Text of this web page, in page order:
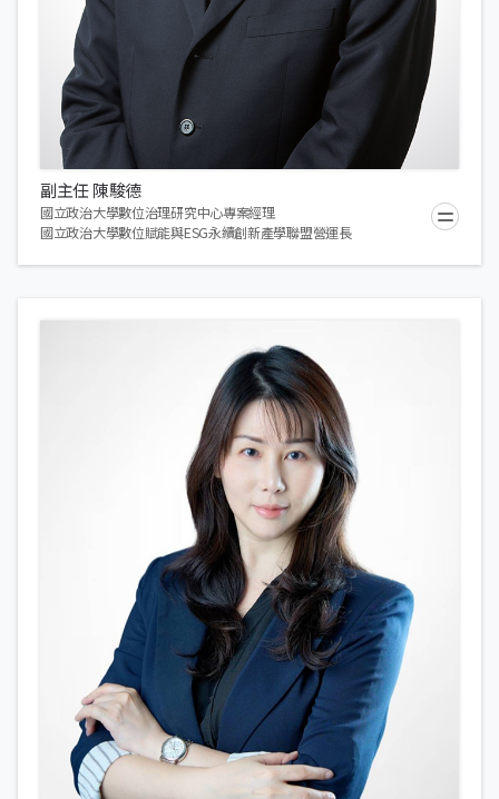
副主任 陳駿德
國立政治大學數位治理研究中心專案經理
國立政治大學數位賦能與ESG永續創新產學聯盟營運長